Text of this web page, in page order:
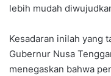
lebih mudah
Kesadaran inilah yang
Gubernur Nusa
menegaskan bahwa